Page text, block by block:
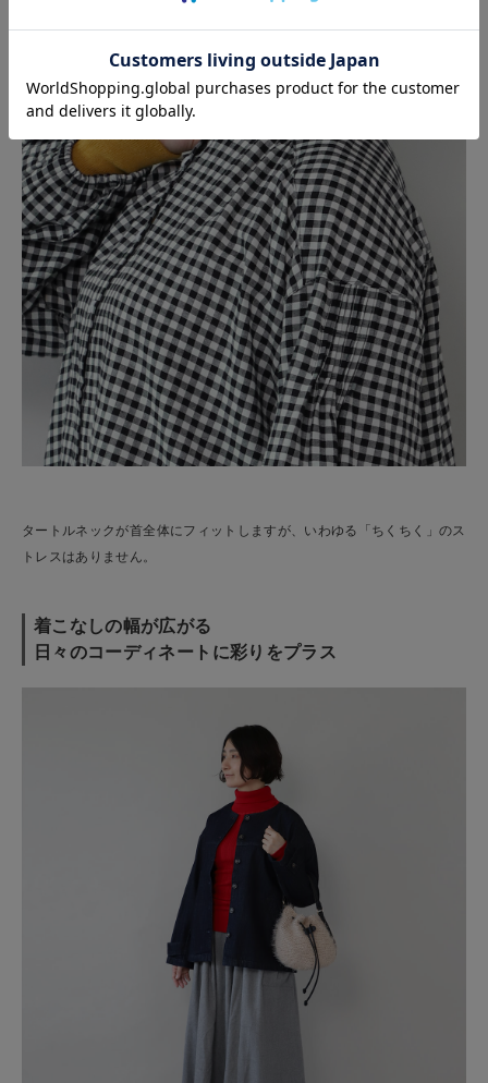
タートルネックが首全体にフィットしますが、いわゆる「ちくちく」のス
トレスはありません。
着こなしの幅が広がる
日々のコーディネートに彩りをプラス